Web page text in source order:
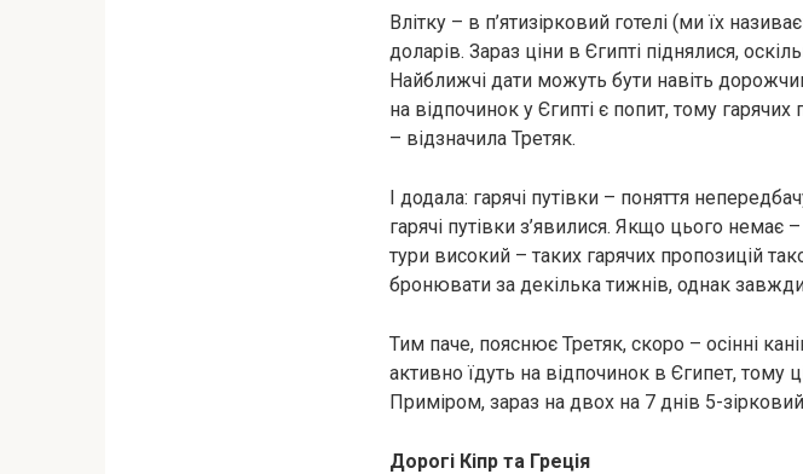
Влітку – в п’ятизірковий готелі (ми їх
доларів. Зараз ціни в Єгипті піднялися,
Найближчі дати можуть бути навіть
на відпочинок у Єгипті є попит, тому
– відзначила Третяк.
І додала: гарячі путівки – поняття
гарячі путівки з’явилися. Якщо цього
тури високий – таких гарячих пропозицій
бронювати за декілька тижнів, однак
Тим паче, пояснює Третяк, скоро – осінні
активно їдуть на відпочинок в Єгипет,
Приміром, зараз на двох на 7 днів 5-
Дорогі Кіпр та Греція